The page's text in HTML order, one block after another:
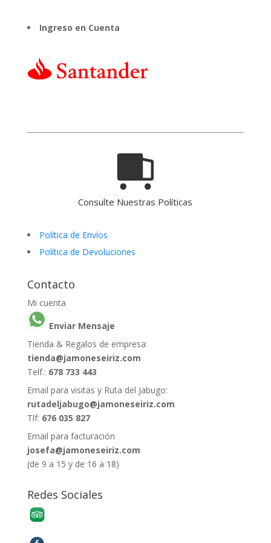
Ingreso en Cuenta
Consulte Nuestras Políticas
Política de Envíos
Política de Devoluciones
Contacto
Mi cuenta
Enviar Mensaje
Tienda & Regalos de empresa:
tienda@jamoneseiriz.com
Telf.: 678 733 443
Email para visitas y Ruta del Jabugo:
rutadeljabugo@jamoneseiriz.com
Tlf: 676 035 827
Email para facturación
josefa@jamoneseiriz.com
(de 9 a 15 y de 16 a 18)
Redes Sociales